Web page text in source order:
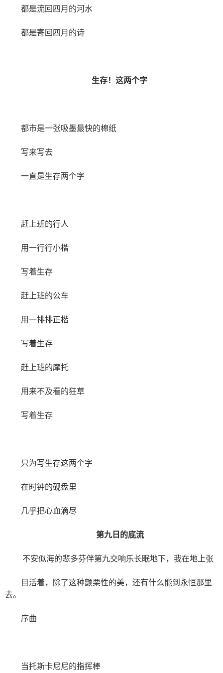
都是流回四月的河水
都是寄回四月的诗
生存！这两个字
都市是一张吸墨最快的棉纸
写来写去
一直是生存两个字
赶上班的行人
用一行行小楷
写着生存
赶上班的公车
用一排排正楷
写着生存
赶上班的摩托
用来不及看的狂草
写着生存
只为写生存这两个字
在时钟的砚盘里
几乎把心血滴尽
第九日的底流
不安似海的悲多芬伴第九交响乐长眠地下，我在地上张
目活着，除了这种颤栗性的美，还有什么能到永恒那里
去。
序曲
当托斯卡尼尼的指挥棒